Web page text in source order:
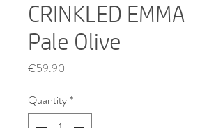
CRINKLED EMMA
Pale Olive
€59.90
Quantity*